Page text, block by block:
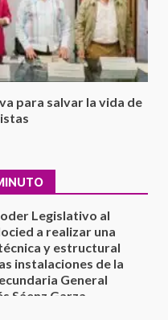
para salvar la vida de
orden y tranquilidad
electoral
de Santiago
Jesús Romero
Legislativo al
General
Sáenz Garza
justicia social para
Oaxaca